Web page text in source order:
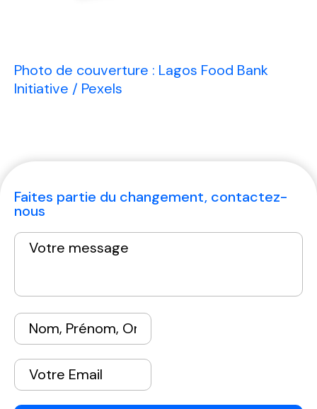
Photo de couverture : Lagos Food Bank
Initiative / Pexels
Faites partie du changement, contactez-
nous